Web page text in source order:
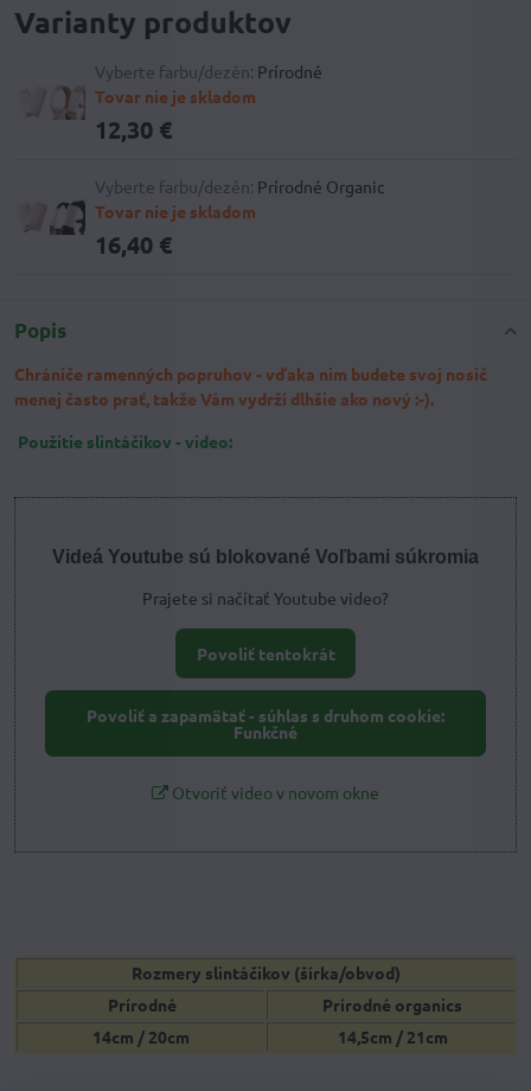
Varianty produktov
Vyberte farbu/dezén: Prírodné
Tovar nie je skladom
12,30 €
Vyberte farbu/dezén: Prírodné Organic
Tovar nie je skladom
16,40 €
Popis
Chrániče ramenných popruhov - vďaka nim budete svoj nosič
menej často prať, takže Vám vydrží dlhšie ako nový :-).
Použitie slintáčikov - video:
Videá Youtube sú blokované Voľbami súkromia
Prajete si načítať Youtube video?
Povoliť tentokrát
Povoliť a zapamätať - súhlas s druhom cookie:
Funkčné
Otvoriť video v novom okne
Rozmery slintáčikov (šírka/obvod)
Prírodné
Prírodné organics
14cm / 20cm 14,5cm / 21cm